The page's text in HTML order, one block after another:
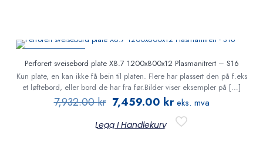
PÅ TILBUD
Perforert sveisebord plate X8.7 1200x800x12 Plasmanitrert – S16
Kun plate, en kan ikke få bein til platen. Flere har plassert den på f.eks
et løftebord, eller bord de har fra før.Bilder viser eksempler på […]
7,932.00kr 7,459.00 kr eks. mva
Legg I Handlekurv